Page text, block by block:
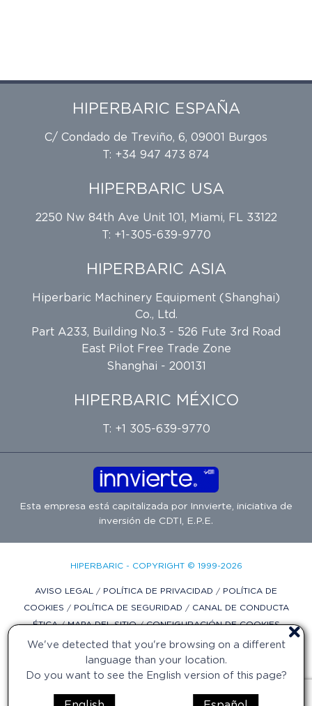
We've detected that you're browsing on a different
language than your location.
Do you want to see the English version of this page?
HIPERBARIC ESPAÑA
C/ Condado de Treviño, 6, 09001 Burgos
T: +34 947 473 874
HIPERBARIC USA
2250 Nw 84th Ave Unit 101, Miami, FL 33122
T: +1-305-639-9770
HIPERBARIC ASIA
Hiperbaric Machinery Equipment (Shanghai)
Co., Ltd.
Part A233, Building No.3 - 526 Fute 3rd Road
East Pilot Free Trade Zone
Shanghai - 200131
HIPERBARIC MÉXICO
T: +1 305-639-9770
Esta empresa está capitalizada por Innvierte , iniciativa de
inversión de CDTI, E.P.E.
HIPERBARIC - COPYRIGHT © 1999-2026
AVISO LEGAL / POLÍTICA DE PRIVACIDAD / POLÍTICA DE
COOKIES / POLÍTICA DE SEGURIDAD / CANAL DE CONDUCTA
ÉTICA/MAPA DEL SITIO/CONFIGURACIÓN DE COOKIES
DISEÑO WEB POR DIFADI.COM